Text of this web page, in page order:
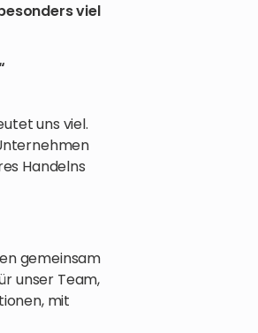
viel
uns viel.
Handelns
gemeinsam
unser Team,
mit